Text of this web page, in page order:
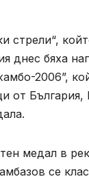
днес бяха
2006”,
от
медал в
се